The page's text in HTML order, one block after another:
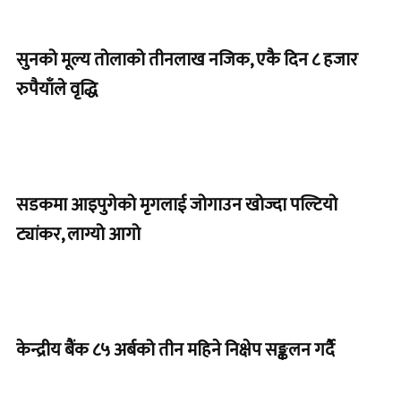
सुनको मूल्य तोलाको तीनलाख नजिक, एकै दिन ८ हजार
रुपैयाँले वृद्धि
सडकमा आइपुगेको मृगलाई जोगाउन खोज्दा पल्टियो
ट्यांकर, लाग्यो आगो
केन्द्रीय बैंक ८५ अर्बको तीन महिने निक्षेप सङ्कलन गर्दै